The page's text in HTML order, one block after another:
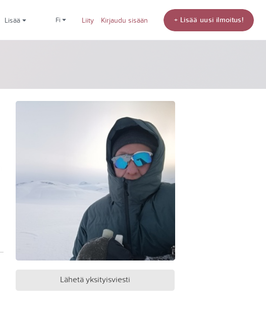
Lisää fi Liity Kirjaudu sisään + Lisää uusi ilmoitus!
Lähetä yksityisviesti